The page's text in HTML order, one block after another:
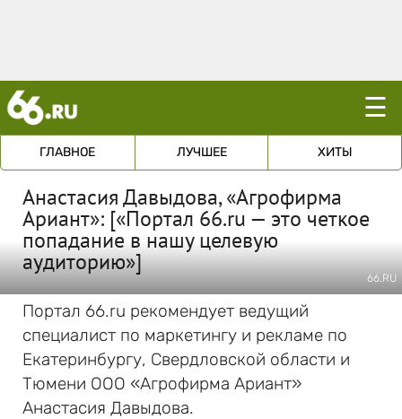
☰
ГЛАВНОЕ ЛУЧШЕЕ ХИТЫ
Анастасия Давыдова, «Агрофирма
Ариант»: [«Портал 66.ru — это четкое
попадание в нашу целевую
аудиторию»]
66.RU
Портал 66.ru рекомендует ведущий
специалист по маркетингу и рекламе по
Екатеринбургу, Свердловской области и
Тюмени ООО «Агрофирма Ариант»
Анастасия Давыдова.